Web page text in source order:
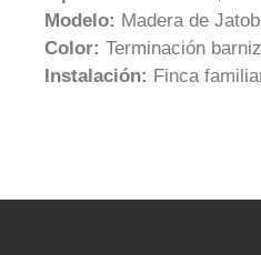
Modelo: Madera de
Color: Terminación
Instalación: Finca